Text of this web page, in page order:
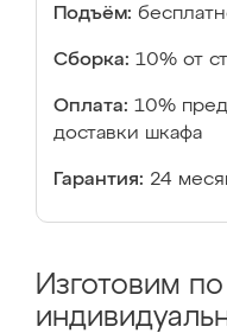
Подъём:
Сборка: 10% от
Оплата: 10%
доставки шкафа
Гарантия: 24
Изготовим по